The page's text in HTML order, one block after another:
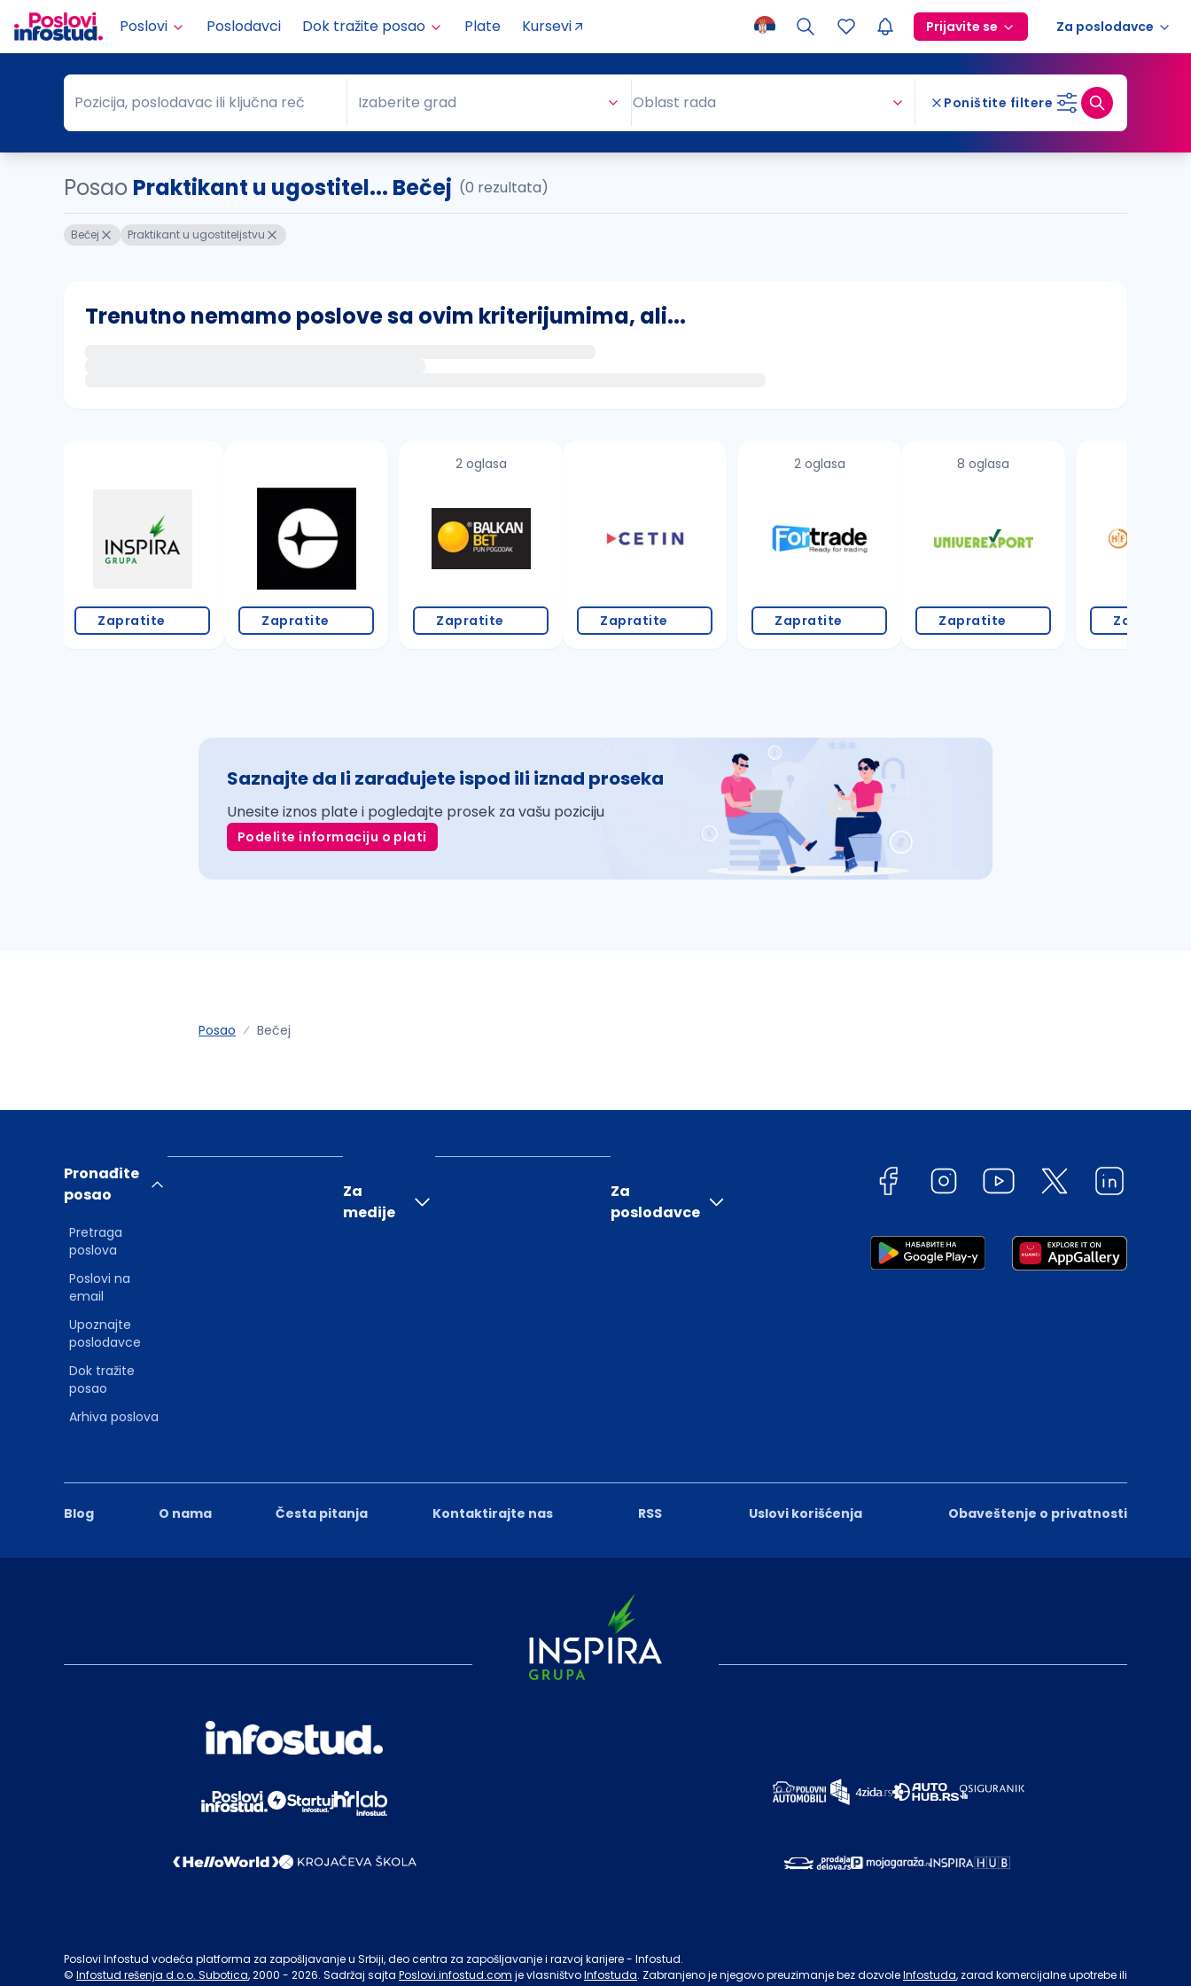
Poslovi Poslodavci Dok tražite posao Plate Kursevi Prijavite se Za poslodavce
Pozicija, poslodavac ili ključna reč
Pozicija, poslodavac ili ključna reč Grad
Izaberite grad Oblast rada Poništite filtere
Posao Praktikant u ugostitel... Bečej (0 rezultata)
Bečej Praktikant u ugostiteljstvu
Trenutno nemamo poslove sa ovim kriterijumima, ali...
proverite pravopisne greške (koristite č, ć, š, đ, ž, dž)
povećajte radijus za odabrani grad
Zapratite Zapratite
2 oglasa
Zapratite Zapratite
2 oglasa
Zapratite
8 oglasa
Zapratite Zapratite
Saznajte da li zarađujete ispod ili iznad proseka
Unesite iznos plate i pogledajte prosek za vašu poziciju
Podelite informaciju o plati
Posao Bečej
Blog O nama Česta pitanja Kontaktirajte nas RSS Uslovi korišćenja Obaveštenje o privatnosti
Pronađite
posao
Pretraga
poslova
Poslovi na
email
Upoznajte
poslodavce
Dok tražite
posao
Arhiva poslova
Za
medije
Za
poslodavce
Poslovi Infostud vodeća platforma za zapošljavanje u Srbiji, deo centra za zapošljavanje i razvoj karijere - Infostud.
© Infostud rešenja d.o.o. Subotica, 2000 - 2026. Sadržaj sajta Poslovi.infostud.com je vlasništvoInfostuda. Zabranjeno je njegovo preuzimanje bez dozvoleInfostuda, zarad komercijalne upotrebe ili